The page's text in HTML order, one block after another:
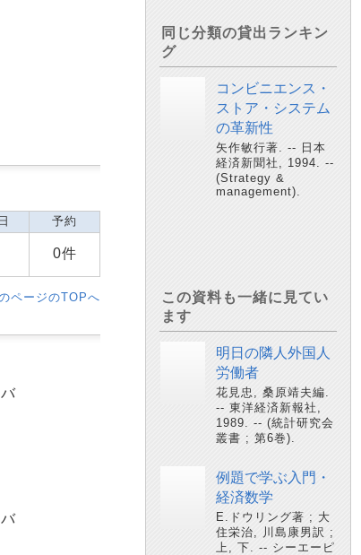
予約
0件
ページのTOPへ
同じ分類の貸出ランキン
グ
コンビニエンス・
ストア・システム
の革新性
矢作敏行著. -- 日本
経済新聞社, 1994. --
(Strategy &
management).
この資料も一緒に見てい
ます
明日の隣人外国人
労働者
花見忠, 桑原靖夫編.
-- 東洋経済新報社,
1989. -- (統計研究会
叢書 ; 第6巻).
例題で学ぶ入門・
経済数学
E.ドウリング著 ; 大
住栄治, 川島康男訳 ;
上, 下. -- シーエーピ